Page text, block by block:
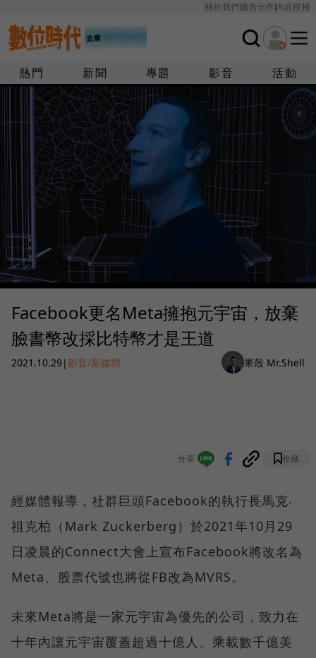
關於我們廣告合作內容授權
熱門 新聞 專題 影音 活動
Facebook更名Meta擁抱元宇宙，放棄
臉書幣改採比特幣才是王道
2021.10.29| 影音/新媒體 果殼 Mr.Shell
分享 收藏
經媒體報導，社群巨頭Facebook的執行長馬克‧
祖克柏（Mark Zuckerberg）於2021年10月29
日凌晨的Connect大會上宣布Facebook將改名為
Meta、股票代號也將從FB改為MVRS。
未來Meta將是一家元宇宙為優先的公司，致力在
十年內讓元宇宙覆蓋超過十億人、乘載數千億美